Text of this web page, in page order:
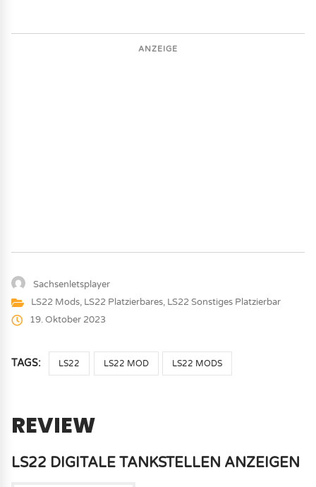
ANZEIGE
Sachsenletsplayer
LS22 Mods, LS22 Platzierbares, LS22 Sonstiges Platzierbar
19. Oktober 2023
TAGS: LS22 LS22 MOD LS22 MODS
REVIEW
LS22 DIGITALE TANKSTELLEN ANZEIGEN